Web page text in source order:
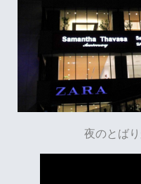
夜のとば